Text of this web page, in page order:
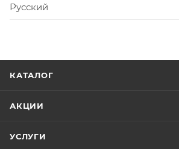
Русский
КАТАЛОГ
АКЦИИ
УСЛУГИ